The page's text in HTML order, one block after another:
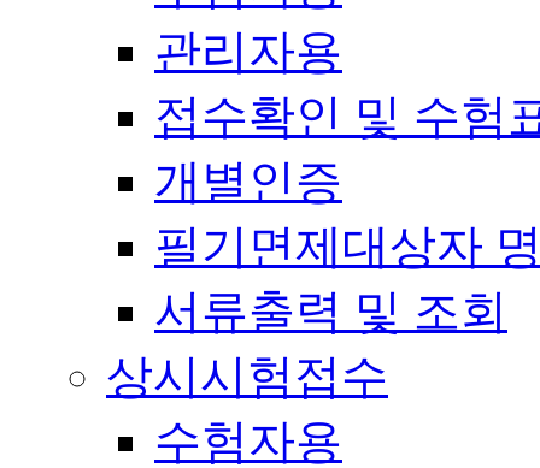
관리자용
접수확인 및 수험
개별인증
필기면제대상자
서류출력 및 조회
상시시험접수
수험자용